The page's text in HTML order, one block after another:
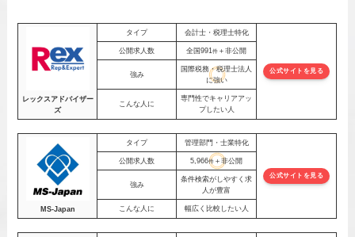
レックスアドバイザー
ズ
タイプ 会計士・税理士特化
公式サイトを見る
公開求人数 全国991件 ＋非公開
強み
国際税務・税理士法人
に強い
こんな人に
専門性でキャリアアッ
プしたい人
MS-Japan
タイプ 管理部門・士業特化
公式サイトを見る
公開求人数 5,966件 ＋非公開
強み
条件検索がしやすく求
人が豊富
こんな人に 幅広く比較したい人